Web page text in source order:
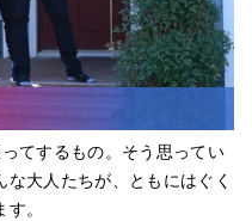
てするもの。そう思ってい
大人たちが、ともにはぐく
。